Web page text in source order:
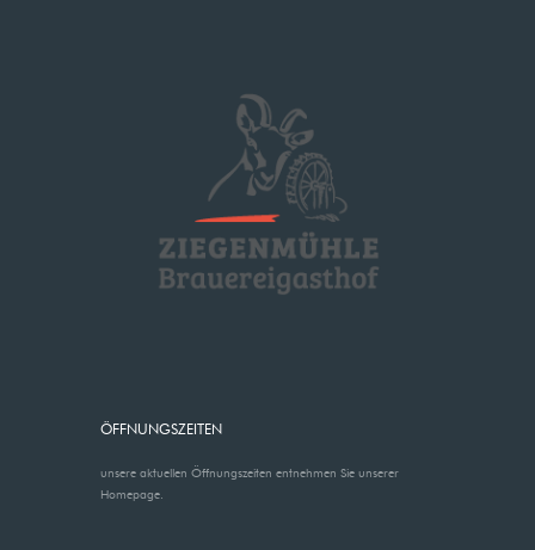
ÖFFNUNGSZEITEN
unsere aktuellen Öffnungszeiten entnehmen Sie unserer
Homepage.